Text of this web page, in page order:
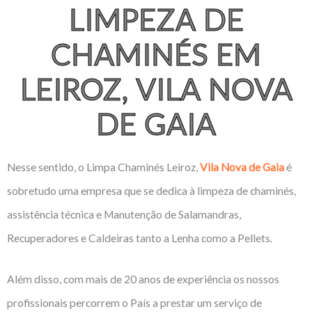
LIMPEZA DE
CHAMINÉS EM
LEIROZ, VILA NOVA
DE GAIA
Nesse sentido, o Limpa Chaminés Leiroz,Vila Nova de Gaiaé
sobretudo uma empresa que se dedica à limpeza de chaminés,
assistência técnica e Manutenção de Salamandras,
Recuperadores e Caldeiras tanto a Lenha como a Pellets.
Além disso, com mais de 20 anos de experiência os nossos
profissionais percorrem o País a prestar um serviço de